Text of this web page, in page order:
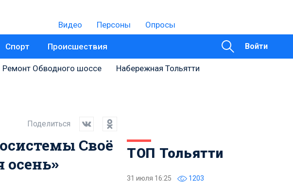
Видео Персоны Опросы
Спорт Происшествия Войти
Ремонт Обводного шоссе
Набережная Тольятти
Поделиться
Своё
осень»
ТОП Тольятти
31 июля 16:25 1203